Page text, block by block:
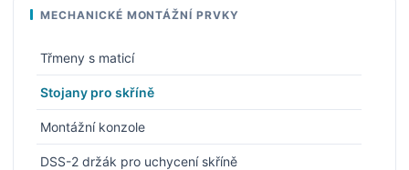
MECHANICKÉ MONTÁŽNÍ PRVKY
Třmeny s maticí
Stojany pro skříně
Montážní konzole
DSS-2 držák pro uchycení skříně